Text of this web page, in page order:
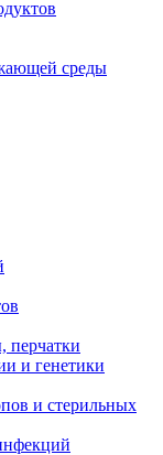
среды
перчатки
и генетики
и стерильных